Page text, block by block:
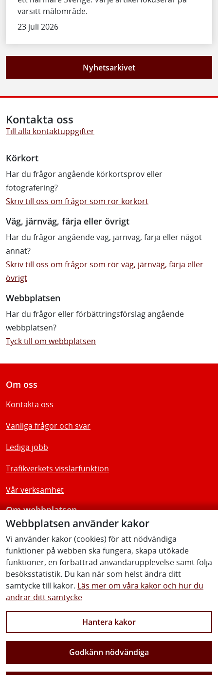
varsitt målområde.
23 juli 2026
Nyhetsarkivet
Webbplatsen använder kakor
Vi använder kakor (cookies) för att nödvändiga
funktioner på webben ska fungera, skapa utökade
funktioner, en förbättrad användarupplevelse samt följa
besöksstatistik. Du kan när som helst ändra ditt
samtycke till kakor. Läs mer om våra kakor och hur du
ändrar ditt samtycke
Hantera kakor
Godkänn nödvändiga
Kontakta oss
Till alla kontaktuppgifter
Körkort
Har du frågor angående körkortsprov eller
fotografering?
Skriv till oss om frågor som rör körkort
Väg, järnväg, färja eller övrigt
Har du frågor angående väg, järnväg, färja eller något
annat?
Skriv till oss om frågor som rör väg, järnväg, färja eller
övrigt
Webbplatsen
Har du frågor eller förbättringsförslag angående
webbplatsen?
Tyck till om webbplatsen
Vi gör Sverige närmare
Om oss
Kontakta oss
Vanliga frågor och svar
Lediga jobb
Trafikverkets visslarfunktion
Vår verksamhet
Om webbplatsen
Tillgänglighetsredogörelse
Följ oss
Facebook Youtube